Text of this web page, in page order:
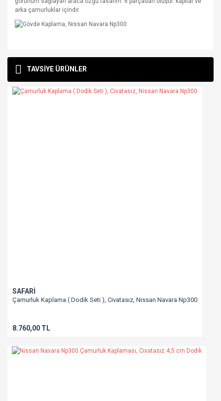
arka çamurluklar içindir.
Bu ürüne ilk yorumu siz yapın!
kullanarak tarafımıza iletebilirsiniz.
Görüş ve önerileriniz için teşekkür ederiz.
TAVSİYE ÜRÜNLER
SAFARİ
Çamurluk Kaplama ( Dodik Seti ), Civatasız, Nissan Navara Np300
8.760,00 TL